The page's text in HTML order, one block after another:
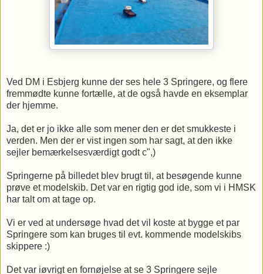
Ved DM i Esbjerg kunne der ses hele 3 Springere, og flere
fremmødte kunne fortælle, at de også havde en eksemplar
der hjemme.
Ja, det er jo ikke alle som mener den er det smukkeste i
verden. Men der er vist ingen som har sagt, at den ikke
sejler bemærkelsesværdigt godt c",)
Springerne på billedet blev brugt til, at besøgende kunne
prøve et modelskib. Det var en rigtig god ide, som vi i HMSK
har talt om at tage op.
Vi er ved at undersøge hvad det vil koste at bygge et par
Springere som kan bruges til evt. kommende modelskibs
skippere :)
Det var iøvrigt en fornøjelse at se 3 Springere sejle